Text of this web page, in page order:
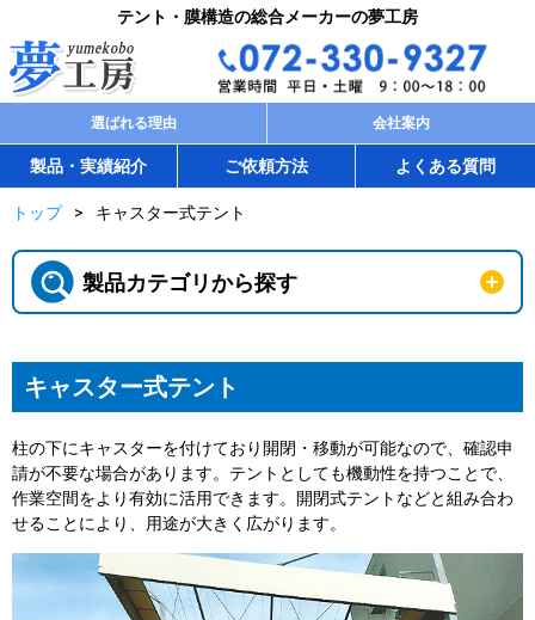
テント・膜構造の総合メーカーの夢工房
選ばれる理由 会社案内
製品・実績紹介 ご依頼方法 よくある質問
トップ キャスター式テント
製品カテゴリから探す
キャスター式テント
柱の下にキャスターを付けており開閉・移動が可能なので、確認申
請が不要な場合があります。テントとしても機動性を持つことで、
作業空間をより有効に活用できます。開閉式テントなどと組み合わ
せることにより、用途が大きく広がります。